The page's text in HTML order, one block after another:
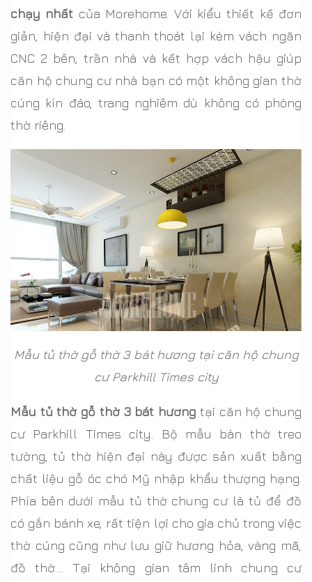
chạy nhất của Morehome. Với kiểu thiết kế đơn
giản, hiện đại và thanh thoát lại kèm vách ngăn
CNC 2 bên, trần nhà và kết hợp vách hậu giúp
căn hộ chung cư nhà bạn có một không gian thờ
cúng kín đáo, trang nghiêm dù không có phòng
thờ riêng.
Mẫu tủ thờ gỗ thờ 3 bát hương tại căn hộ chung
cư Parkhill Times city
Mẫu tủ thờ gỗ thờ 3 bát hương tại căn hộ chung
cư Parkhill Times city. Bộ mẫu bàn thờ treo
tường, tủ thờ hiện đại này được sản xuất bằng
chất liệu gỗ óc chó Mỹ nhập khẩu thượng hạng.
Phía bên dưới mẫu tủ thờ chung cư là tủ để đồ
có gắn bánh xe, rất tiện lợi cho gia chủ trong việc
thờ cúng cũng như lưu giữ hương hỏa, vàng mã,
đồ thờ…. Tại không gian tâm linh chung cư